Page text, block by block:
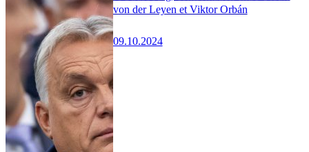
von der Leyen et Viktor Orbán
09.10.2024